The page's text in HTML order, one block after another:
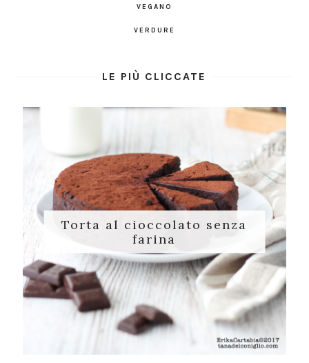
VEGANO
VERDURE
LE PIÙ CLICCATE
Torta al cioccolato senza
farina